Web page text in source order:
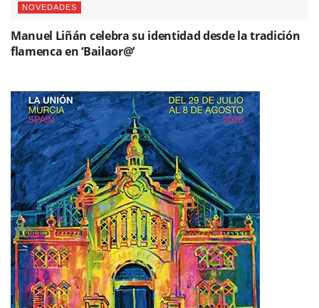
NOVEDADES
Manuel Liñán celebra su identidad desde la tradición
flamenca en ‘Bailaor@’